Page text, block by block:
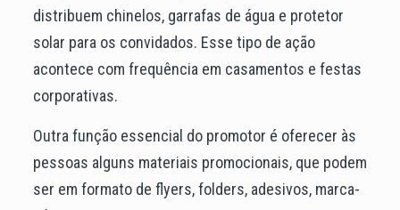
distribuem chinelos, garrafas de água e protetor
solar para os convidados. Esse tipo de ação
acontece com frequência em casamentos e festas
corporativas.
Outra função essencial do promotor é oferecer às
pessoas alguns materiais promocionais, que podem
ser em formato de flyers, folders, adesivos, marca-